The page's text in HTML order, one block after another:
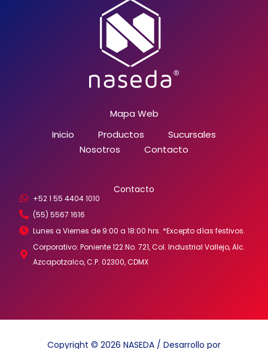
Mapa Web
Inicio
Productos
Sucursales
Nosotros
Contacto
Contacto
+52 1 55 4404 1010
(55) 5567 1616
Lunes a Viernes de 9:00 a 18:00 hrs. *Excepto días festivos.
Corporativo: Poniente 122 No. 721, Col. Industrial Vallejo, Alc.
Azcapotzalco, C.P. 02300, CDMX
Copyright © 2026 NASEDA / Desarrollo por